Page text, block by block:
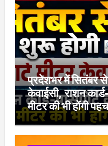
प्रदेशभर में सितंबर से
केवाईसी, राशन
मीटर की भी होंगी